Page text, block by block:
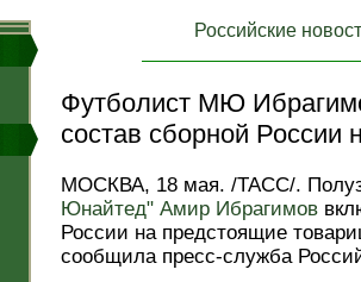
Российские
Футболист МЮ
состав сборной России
МОСКВА, 18 мая. /ТАСС/.
Юнайтед" Амир Ибрагимов
России на предстоящие
сообщила пресс-служба